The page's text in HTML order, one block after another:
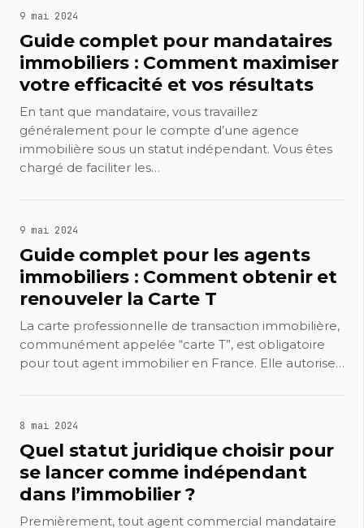
9 mai 2024
Guide complet pour mandataires
immobiliers : Comment maximiser
votre efficacité et vos résultats
En tant que mandataire, vous travaillez
généralement pour le compte d’une agence
immobilière sous un statut indépendant. Vous êtes
chargé de faciliter les…
9 mai 2024
Guide complet pour les agents
immobiliers : Comment obtenir et
renouveler la Carte T
La carte professionnelle de transaction immobilière,
communément appelée “carte T”, est obligatoire
pour tout agent immobilier en France. Elle autorise…
8 mai 2024
Quel statut juridique choisir pour
se lancer comme indépendant
dans l’immobilier ?
Premièrement, tout agent commercial mandataire